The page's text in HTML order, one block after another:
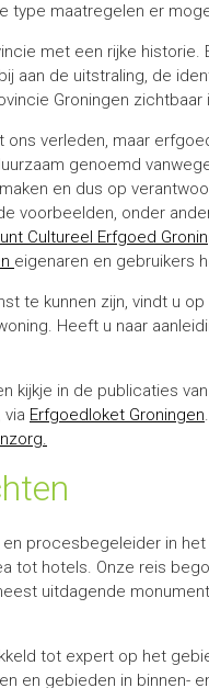
type maatregelen er
met een rijke
aan de uitstraling, de
Groningen zichtbaar
ons verleden, maar
genoemd
en dus op
voorbeelden, onder
Cultureel Erfgoed
eigenaren en gebruikers
te kunnen zijn, vindt u
Heeft u naar
kijkje in de publicaties
via Erfgoedloket Groningen
procesbegeleider in
tot hotels. Onze reis
uitdagende
tot expert op het
en gebieden in binnen-